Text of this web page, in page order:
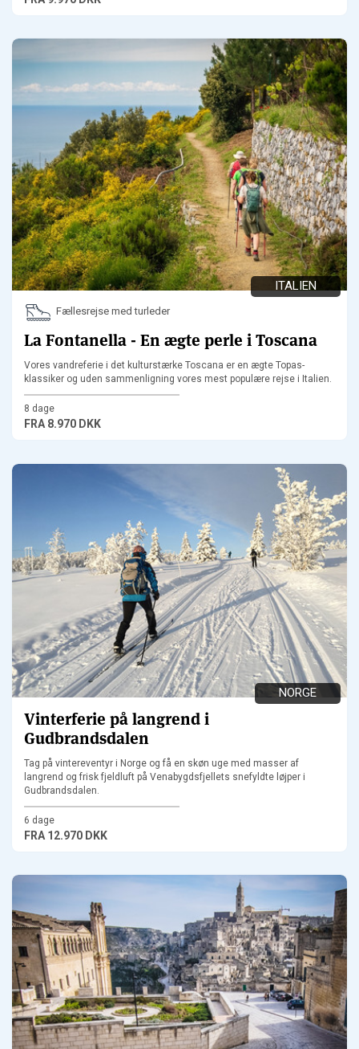
ITALIEN
Fællesrejse med turleder
La Fontanella - En ægte perle i Toscana
Vores vandreferie i det kulturstærke Toscana er en ægte Topas-
klassiker og uden sammenligning vores mest populære rejse i Italien.
8 dage
FRA 8.970 DKK
NORGE
Vinterferie på langrend i
Gudbrandsdalen
Tag på vintereventyr i Norge og få en skøn uge med masser af
langrend og frisk fjeldluft på Venabygdsfjellets snefyldte løjper i
Gudbrandsdalen.
6 dage
FRA 12.970 DKK